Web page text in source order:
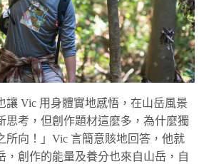
讓 Vic 用身體實地感悟，在山岳風景
思考，但創作題材這麼多，為什麼獨
所向！」Vic 言簡意賅地回答，他就
，創作的能量及養分也來自山岳，自